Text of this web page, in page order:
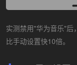
实测禁用"华为音乐"后
比手动设置快10倍。